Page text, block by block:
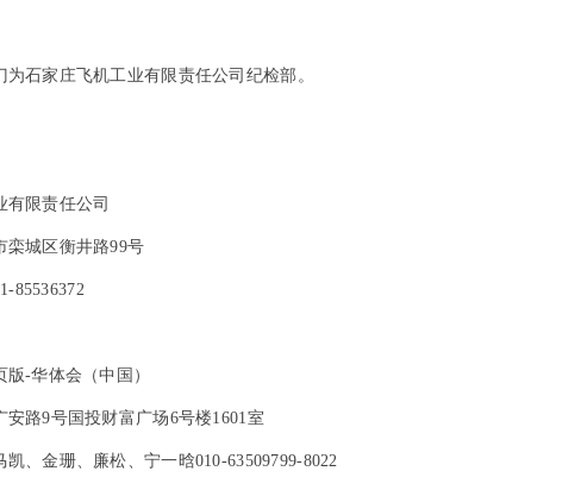
石家庄飞机工业有限责任公司纪检部。
限责任公司
栾城区衡井路99号
85536372
-华体会（中国）
路9号国投财富广场6号楼1601室
、金珊、廉松、宁一晗010-63509799-8022